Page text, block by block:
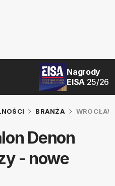
Nagrody
EISA 25/26
BRANŻA
Denon
- nowe